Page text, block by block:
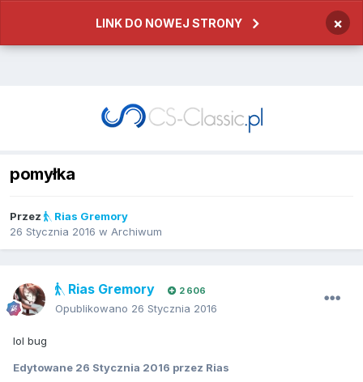
LINK DO NOWEJ STRONY ×
pomyłka
Przez
Rias Gremory
26 Stycznia 2016 w Archiwum
Rias Gremory 2 606
Opublikowano 26 Stycznia 2016
lol bug
Edytowane 26 Stycznia 2016 przez Rias